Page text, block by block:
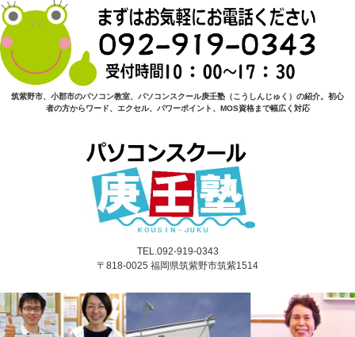
筑紫野市、小郡市のパソコン教室、パソコンスクール庚壬塾（こうしんじゅく）の紹介。初心
者の方からワード、エクセル、パワーポイント、MOS資格まで幅広く対応
TEL.092-919-0343
〒818-0025 福岡県筑紫野市筑紫1514